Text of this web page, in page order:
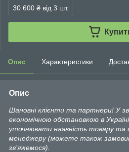
30 600 ₴ від 3 шт.
Опис Характеристики
Опис
Шановні клієнти та партнери! У
економічною обстановкою в
уточнювати наявність товару та
менеджеру (можете також
зв'яжемося).